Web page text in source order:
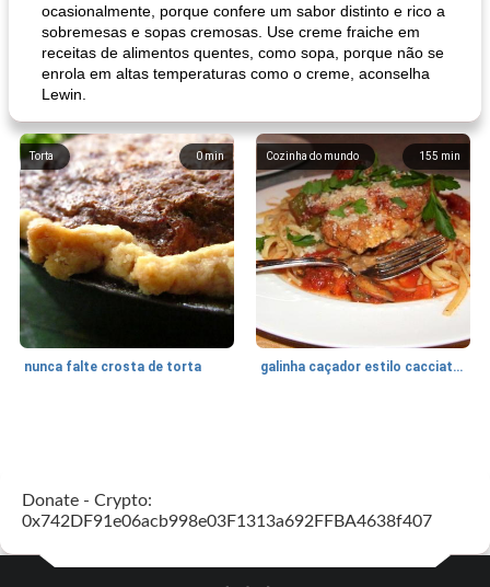
ocasionalmente, porque confere um sabor distinto e rico a
sobremesas e sopas cremosas. Use creme fraiche em
receitas de alimentos quentes, como sopa, porque não se
enrola em altas temperaturas como o creme, aconselha
Lewin.
0min
Torta
nunca falte crosta de torta
155 min
Cozinha do mundo
galinha caçador estilo cacciatore
Donate - Crypto:
0x742DF91e06acb998e03F1313a692FFBA4638f407